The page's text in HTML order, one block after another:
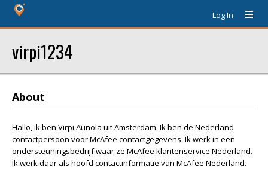
Log In
virpi1234
About
Hallo, ik ben Virpi Aunola uit Amsterdam. Ik ben de Nederland
contactpersoon voor McAfee contactgegevens. Ik werk in een
ondersteuningsbedrijf waar ze McAfee klantenservice Nederland.
Ik werk daar als hoofd contactinformatie van McAfee Nederland.